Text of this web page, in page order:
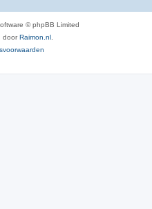
© phpBB Limited
doorRaimon.nl.